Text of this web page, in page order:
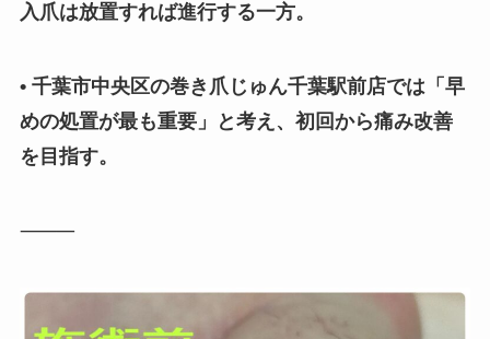
入爪は放置すれば進行する一方。
• 千葉市中央区の巻き爪じゅん千葉駅前店では「早
めの処置が最も重要」と考え、初回から痛み改善
を目指す。
⸻